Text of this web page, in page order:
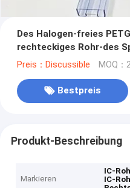
Des Halogen-freies
rechteckiges Rohr-des
Preis：Discussible MOQ
Bestpreis
Produkt-Beschreibung
Markieren
IC-
IC-